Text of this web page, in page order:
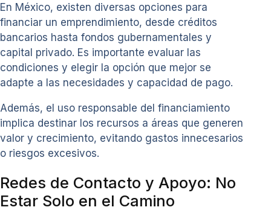
En México, existen diversas opciones para
financiar un emprendimiento, desde créditos
bancarios hasta fondos gubernamentales y
capital privado. Es importante evaluar las
condiciones y elegir la opción que mejor se
adapte a las necesidades y capacidad de pago.
Además, el uso responsable del financiamiento
implica destinar los recursos a áreas que generen
valor y crecimiento, evitando gastos innecesarios
o riesgos excesivos.
Redes de Contacto y Apoyo: No
Estar Solo en el Camino